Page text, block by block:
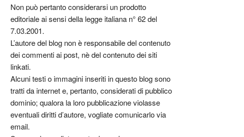
Non può pertanto considerarsi un prodotto
editoriale ai sensi della legge italiana n° 62 del
7.03.2001.
L’autore del blog non è responsabile del contenuto
dei commenti ai post, nè del contenuto dei siti
linkati.
Alcuni testi o immagini inseriti in questo blog sono
tratti da internet e, pertanto, considerati di pubblico
dominio; qualora la loro pubblicazione violasse
eventuali diritti d’autore, vogliate comunicarlo via
email.